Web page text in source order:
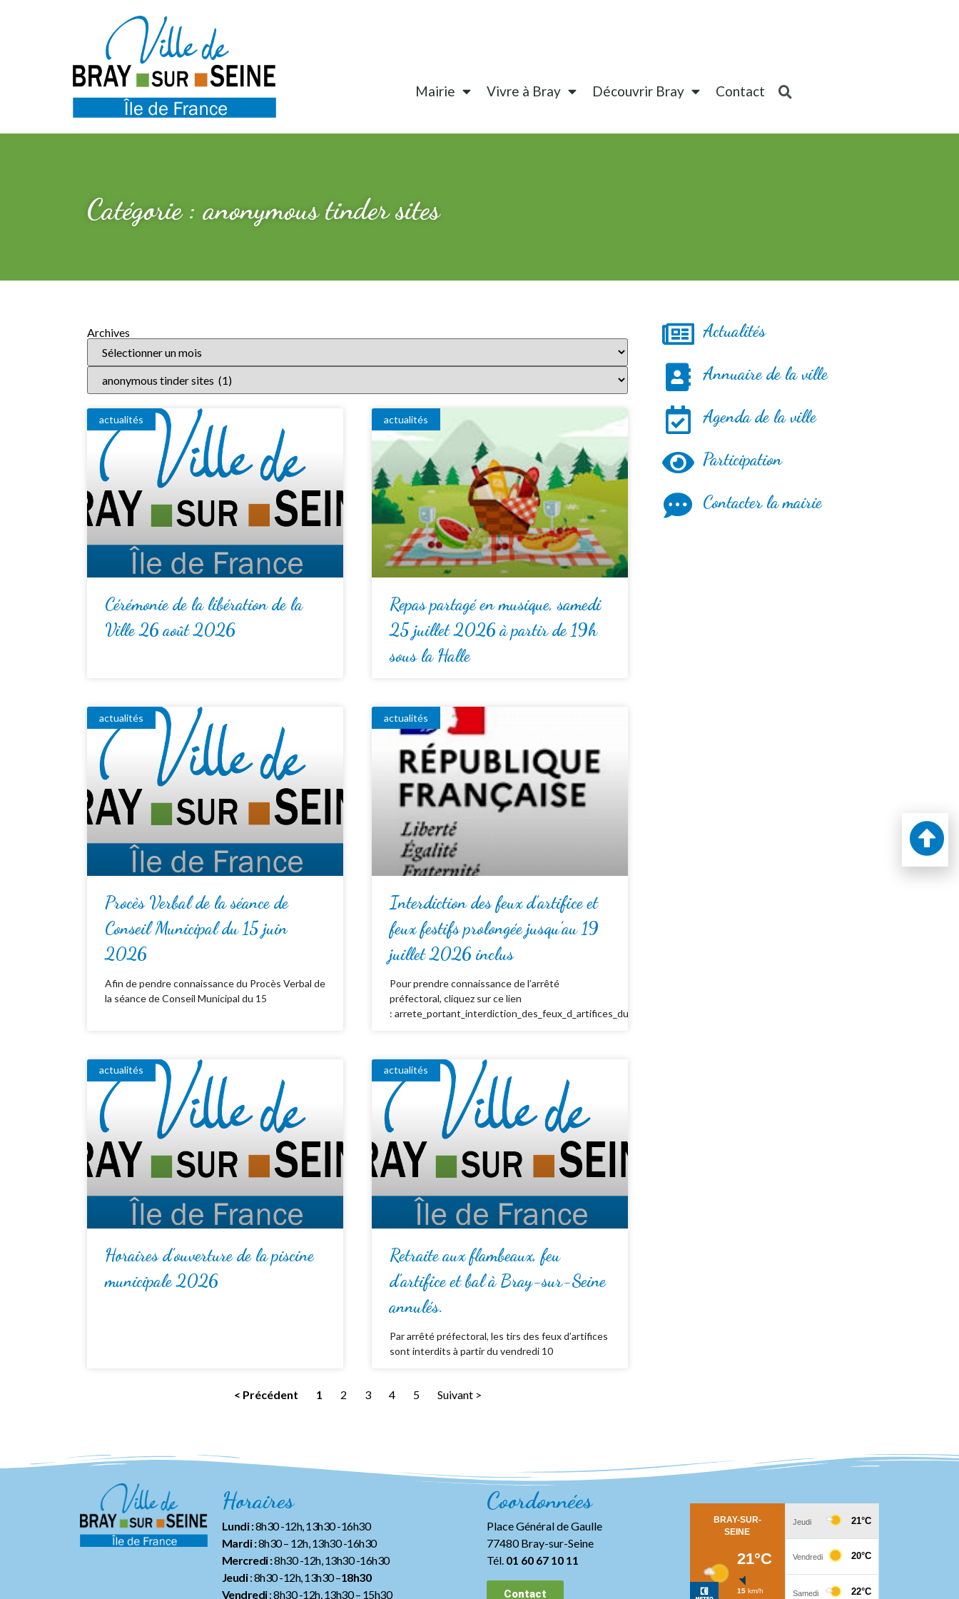
Mairie Vivre à Bray Découvrir Bray Contact
Catégorie : anonymous tinder sites
Archives
actualités
Cérémonie de la libération de la
Ville 26 août 2026
actualités
Repas partagé en musique, samedi
25 juillet 2026 à partir de 19h
sous la Halle
actualités
Procès Verbal de la séance de
Conseil Municipal du 15 juin
2026
Afin de pendre connaissance du Procès Verbal de
la séance de Conseil Municipal du 15
actualités
Interdiction des feux d’artifice et
feux festifs prolongée jusqu’au 19
juillet 2026 inclus
Pour prendre connaissance de l’arrêté
préfectoral, cliquez sur ce lien
: arrete_portant_interdiction_des_feux_d_artifices_du_15_au_19_juillet_2026
actualités
Horaires d’ouverture de la piscine
municipale 2026
actualités
Retraite aux flambeaux, feu
d’artifice et bal à Bray-sur-Seine
annulés.
Par arrêté préfectoral, les tirs des feux d’artifices
sont interdits à partir du vendredi 10
< Précédent 1 2 3 4 5 Suivant >
Actualités
Annuaire de la ville
Agenda de la ville
Participation
Contacter la mairie
Horaires
Lundi :8h30 -12h, 13h30 -16h30
Mardi :8h30 – 12h, 13h30 -16h30
Mercredi :8h30 -12h, 13h30 -16h30
Jeudi: 8h30 -12h, 13h30 –18h30
Vendredi: 8h30 -12h, 13h30– 15h30
Coordonnées
Place Général de Gaulle
77480 Bray-sur-Seine
Tél. 01 60 67 10 11
Contact